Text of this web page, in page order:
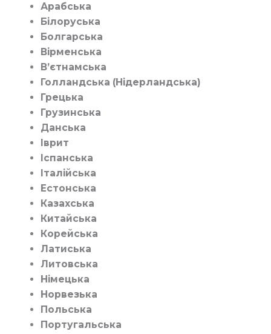
Арабська
Білоруська
Болгарська
Вірменська
В’єтнамська
Голландська (Нідерландська)
Грецька
Грузинська
Данська
Іврит
Іспанська
Італійська
Естонська
Казахська
Китайська
Корейська
Латиська
Литовська
Німецька
Норвезька
Польська
Португальська